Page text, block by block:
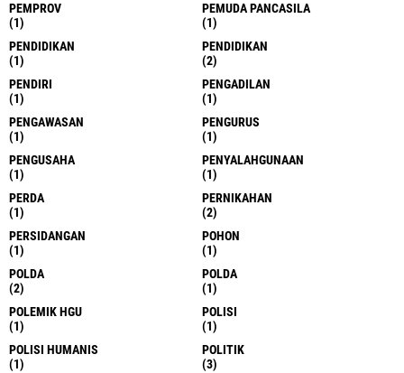
PEMPROV
(1)
PEMUDA PANCASILA
(1)
PENDIDIKAN
(1)
PENDIDIKAN
(2)
PENDIRI
(1)
PENGADILAN
(1)
PENGAWASAN
(1)
PENGURUS
(1)
PENGUSAHA
(1)
PENYALAHGUNAAN
(1)
PERDA
(1)
PERNIKAHAN
(2)
PERSIDANGAN
(1)
POHON
(1)
POLDA
(2)
POLDA
(1)
POLEMIK HGU
(1)
POLISI
(1)
POLISI HUMANIS
(1)
POLITIK
(3)